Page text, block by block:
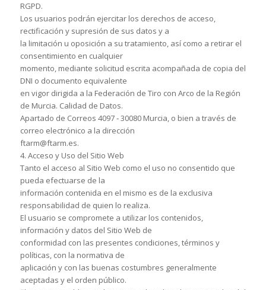
RGPD.
Los usuarios podrán ejercitar los derechos de acceso,
rectificación y supresión de sus datos y a
la limitación u oposición a su tratamiento, así como a retirar el
consentimiento en cualquier
momento, mediante solicitud escrita acompañada de copia del
DNI o documento equivalente
en vigor dirigida a la Federación de Tiro con Arco de la Región
de Murcia. Calidad de Datos.
Apartado de Correos 4097 ‐ 30080 Murcia, o bien a través de
correo electrónico a la dirección
ftarm@ftarm.es.
4. Acceso y Uso del Sitio Web
Tanto el acceso al Sitio Web como el uso no consentido que
pueda efectuarse de la
información contenida en el mismo es de la exclusiva
responsabilidad de quien lo realiza.
El usuario se compromete a utilizar los contenidos,
información y datos del Sitio Web de
conformidad con las presentes condiciones, términos y
políticas, con la normativa de
aplicación y con las buenas costumbres generalmente
aceptadas y el orden público.